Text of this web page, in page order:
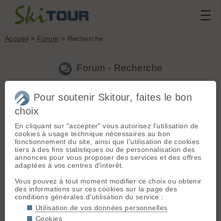
Accueil > Forum > Recherche
Forum - Recherche
Nouveau sujet|Voir tous les sujets
2 résultats
Les nouveaux membres se présentent(MaxFlute le
04.02.2018 à 19:22)
Bonjour les amis randonneurs! Je m’appelle Max, 41ans, je
suis allemand et j’habite dans les Cévennes, mais comme mon
Amour habite a Grenoble je suis souvent en Isère. J’ai fait
beaucoup de ski quand j’étais très jeune et à 13ans, j...
Cherche coéquipier pendant cette semaine autour de
grenoble(MaxFlute le 04.02.2018 à 17:58)
Bonjour, Je suis actuellement chez ma copine à Grenoble et je
Pour soutenir Skitour, faites le bon
choix
En cliquant sur "accepter" vous autorisez l'utilisation de
cookies à usage technique nécessaires au bon
fonctionnement du site, ainsi que l'utilisation de cookies
tiers à des fins statistiques ou de personnalisation des
annonces pour vous proposer des services et des offres
adaptées à vos centres d'interêt.
Vous pouvez à tout moment modifier ce choix ou obtenir
des informations sur ces cookies sur la page des
conditions générales d'utilisation du service :
Utilisation de vos données personnelles
Cookies